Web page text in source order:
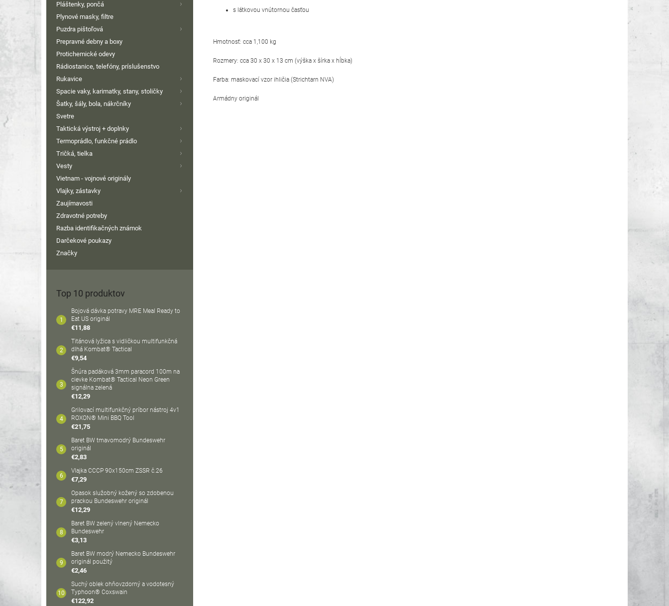
Pláštenky, pončá
Plynové masky, filtre
Puzdra pištoľová
Prepravné debny a boxy
Protichemické odevy
Rádiostanice, telefóny, príslušenstvo
Rukavice
Spacie vaky, karimatky, stany, stoličky
Šatky, šály, bola, nákrčníky
Svetre
Taktická výstroj + doplnky
Termoprádlo, funkčné prádlo
Tričká, tielka
Vesty
Vietnam - vojnové originály
Vlajky, zástavky
Zaujímavosti
Zdravotné potreby
Razba identifikačných známok
Darčekové poukazy
Značky
Top 10 produktov
Bojová dávka potravy MRE Meal Ready to
Eat US originál
€11,88
Titánová lyžica s vidličkou multifunkčná
dlhá Kombat® Tactical
€9,54
Šnúra padáková 3mm paracord 100m na
cievke Kombat® Tactical Neon Green
signálna zelená
€12,29
Grilovací multifunkčný príbor nástroj 4v1
ROXON® Mini BBQ Tool
€21,75
Baret BW tmavomodrý Bundeswehr
originál
€2,83
Vlajka CCCP 90x150cm ZSSR č.26
€7,29
Opasok služobný kožený so zdobenou
prackou Bundeswehr originál
€12,29
Baret BW zelený vlnený Nemecko
Bundeswehr
€3,13
Baret BW modrý Nemecko Bundeswehr
originál použitý
€2,46
Suchý oblek ohňovzdorný a vodotesný
Typhoon® Coxswain
€122,92
s látkovou vnútornou časťou
Hmotnosť: cca 1,100 kg
Rozmery: cca 30 x 30 x 13 cm (výška x šírka x hĺbka)
Farba: maskovací vzor ihličia (Strichtarn NVA)
Armádny originál